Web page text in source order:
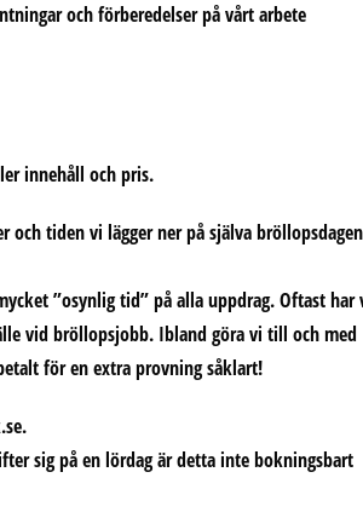
och förberedelser på vårt arbete
innehåll och pris.
tiden vi lägger ner på själva
”osynlig tid” på alla uppdrag. Oftast har
vid bröllopsjobb. Ibland göra vi till och med
för en extra provning såklart!
sig på en lördag är detta inte bokningsbart